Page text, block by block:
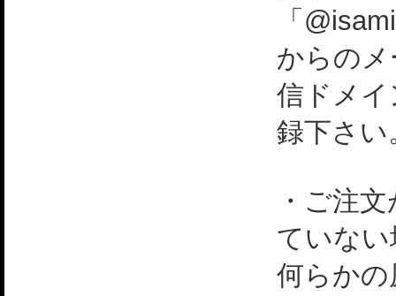
「
からの
信ドメ
録下さい
・ご注
ていない
何らか